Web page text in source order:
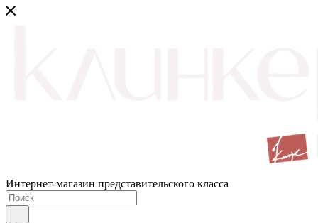
Интернет-магазин представительского класса